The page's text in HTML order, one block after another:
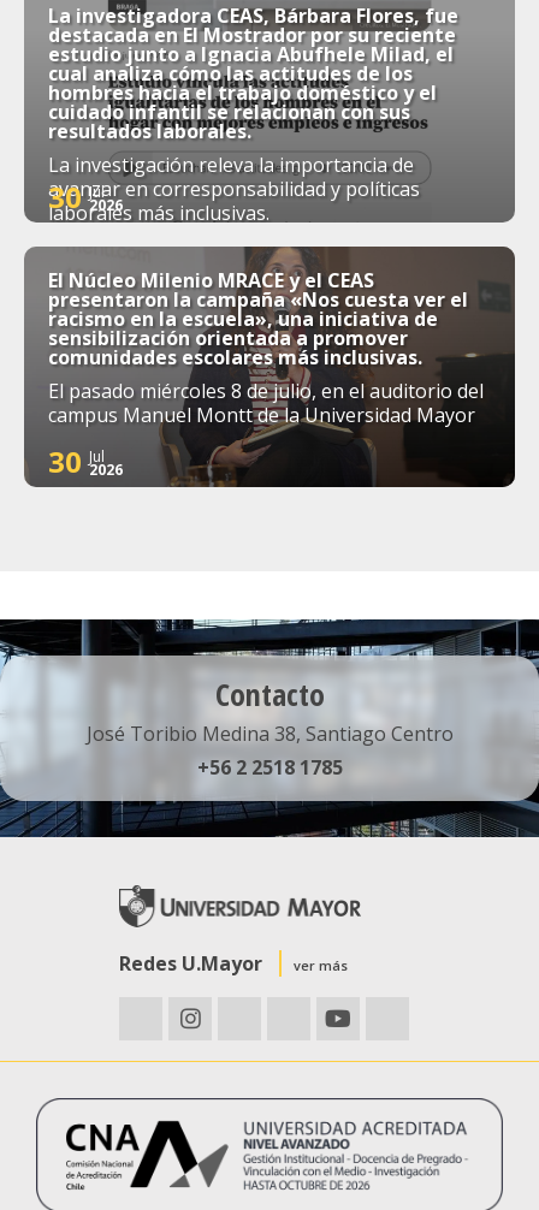
La investigadora CEAS, Bárbara Flores, fue
destacada en El Mostrador por su reciente
estudio junto a Ignacia Abufhele Milad, el
cual analiza cómo las actitudes de los
hombres hacia el trabajo doméstico y el
cuidado infantil se relacionan con sus
resultados laborales.
La investigación releva la importancia de
avanzar en corresponsabilidad y políticas
laborales más inclusivas.
30 Jul
2026
El Núcleo Milenio MRACE y el CEAS
presentaron la campaña «Nos cuesta ver el
racismo en la escuela», una iniciativa de
sensibilización orientada a promover
comunidades escolares más inclusivas.
El pasado miércoles 8 de julio, en el auditorio del
campus Manuel Montt de la Universidad Mayor
30 Jul
2026
Contacto
José Toribio Medina 38, Santiago Centro
+56 2 2518 1785
Redes U.Mayor ver más